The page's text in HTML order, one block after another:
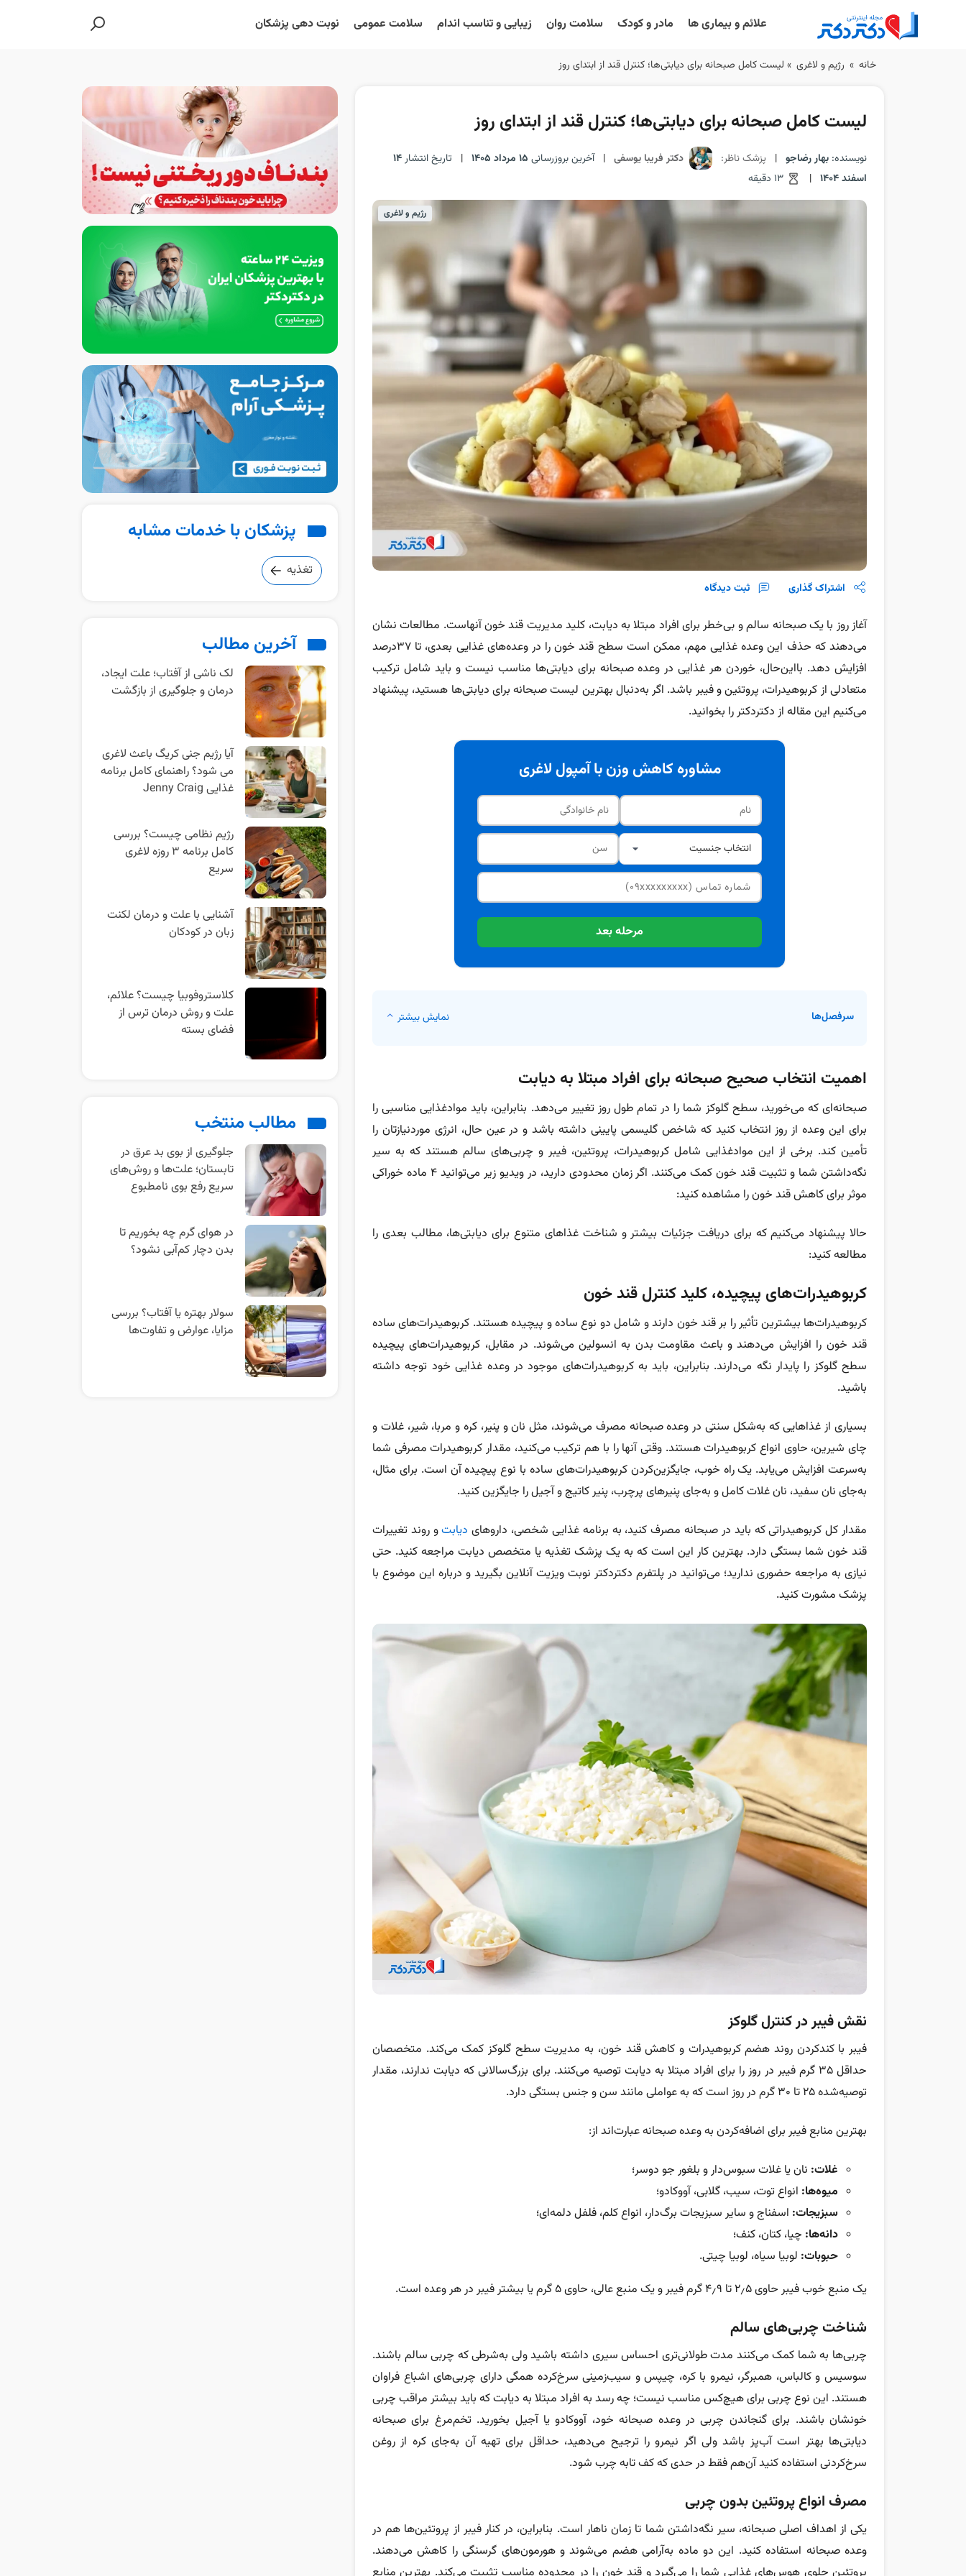
علائم و بیماری ها مادر و کودک سلامت روان زیبایی و تناسب اندام سلامت عمومی نوبت دهی پزشکان
خانه » رژیم و لاغری » لیست کامل صبحانه برای دیابتی‌ها؛ کنترل قند از ابتدای روز
لیست کامل صبحانه برای دیابتی‌ها؛ کنترل قند از ابتدای روز
نویسنده: بهار رضاجو | پزشک ناظر: دکتر فریبا یوسفی | آخرین بروزرسانی 15 مرداد 1405 | تاریخ انتشار14
اسفند 1404
|
رژیم و لاغری
اشتراک گذاری ثبت دیدگاه
آغاز روز با یک صبحانه سالم و بی‌خطر برای افراد مبتلا به دیابت، کلید مدیریت قند خون آنهاست. مطالعات نشان
می‌دهند که حذف این وعده غذایی مهم، ممکن است سطح قند خون را در وعده‌های غذایی بعدی، تا ۳۷درصد
افزایش دهد. بااین‌حال، خوردن هر غذایی در وعده صبحانه برای دیابتی‌ها مناسب نیست و باید شامل ترکیب
متعادلی از کربوهیدرات، پروتئین و فیبر باشد. اگر به‌دنبال بهترین لیست صبحانه برای دیابتی‌ها هستید، پیشنهاد
می‌کنیم این مقاله از دکتردکتر را بخوانید.
مشاوره کاهش وزن با آمپول لاغری
مرحله بعد
سرفصل‌ها نمایش بیشتر
اهمیت انتخاب صحیح صبحانه برای افراد مبتلا به دیابت
صبحانه‌ای که می‌خورید، سطح گلوکز شما را در تمام طول روز تغییر می‌دهد. بنابراین، باید موادغذایی مناسبی را
برای این وعده از روز انتخاب کنید که شاخص گلیسمی پایینی داشته باشد و در عین حال، انرژی موردنیازتان را
تأمین کند. برخی از این موادغذایی شامل کربوهیدرات، پروتئین، فیبر و چربی‌های سالم هستند که به سیر
نگه‌داشتن شما و تثبیت قند خون کمک می‌کنند. اگر زمان محدودی دارید، در ویدیو زیر می‌توانید 4 ماده خوراکی
موثر برای کاهش قند خون را مشاهده کنید:
حالا پیشنهاد می‌کنیم که برای دریافت جزئیات بیشتر و شناخت غذاهای متنوع برای دیابتی‌ها، مطالب بعدی را
مطالعه کنید:
کربوهیدرات‌های پیچیده، کلید کنترل قند خون
کربوهیدرات‌ها بیشترین تأثیر را بر قند خون دارند و شامل دو نوع ساده و پیچیده هستند. کربوهیدرات‌های ساده
قند خون را افزایش می‌دهند و باعث مقاومت بدن به انسولین می‌شوند. در مقابل، کربوهیدرات‌های پیچیده
سطح گلوکز را پایدار نگه می‌دارند. بنابراین، باید به کربوهیدرات‌های موجود در وعده غذایی خود توجه داشته
باشید.
بسیاری از غذاهایی که به‌شکل سنتی در وعده صبحانه مصرف می‌شوند، مثل نان و پنیر، کره و مربا، شیر، غلات و
چای شیرین، حاوی انواع کربوهیدرات هستند. وقتی آنها را با هم ترکیب می‌کنید، مقدار کربوهیدرات مصرفی شما
به‌سرعت افزایش می‌یابد. یک راه خوب، جایگزین‌کردن کربوهیدرات‌های ساده با نوع پیچیده آن است. برای مثال،
به‌جای نان سفید، نان غلات کامل و به‌جای پنیرهای پرچرب، پنیر کاتیج و آجیل را جایگزین کنید.
مقدار کل کربوهیدراتی که باید در صبحانه مصرف کنید، به برنامه غذایی شخصی، داروهای دیابتو روند تغییرات
قند خون شما بستگی دارد. بهترین کار این است که به یک پزشک تغذیه یا متخصص دیابت مراجعه کنید. حتی
نیازی به مراجعه حضوری ندارید؛ می‌توانید در پلتفرم دکتردکتر نوبت ویزیت آنلاین بگیرید و درباره این موضوع با
پزشک مشورت کنید.
نقش فیبر در کنترل گلوکز
فیبر با کندکردن روند هضم کربوهیدرات و کاهش قند خون، به مدیریت سطح گلوکز کمک می‌کند. متخصصان
حداقل ۳۵ گرم فیبر در روز را برای افراد مبتلا به دیابت توصیه می‌کنند. برای بزرگ‌سالانی که دیابت ندارند، مقدار
توصیه‌شده ۲۵ تا ۳۰ گرم در روز است که به عواملی مانند سن و جنس بستگی دارد.
بهترین منابع فیبر برای اضافه‌کردن به وعده صبحانه عبارت‌اند از:
غلات: نان یا غلات سبوس‌دار و بلغور جو دوسر؛
میوه‌ها: انواع توت، سیب، گلابی، آووکادو؛
سبزیجات: اسفناج و سایر سبزیجات برگ‌دار، انواع کلم، فلفل دلمه‌ای؛
دانه‌ها: چیا، کتان، کنف؛
حبوبات: لوبیا سیاه، لوبیا چیتی.
یک منبع خوب فیبر حاوی ۲٫۵ تا ۴٫۹ گرم فیبر و یک منبع عالی، حاوی ۵ گرم یا بیشتر فیبر در هر وعده است.
شناخت چربی‌های سالم
چربی‌ها به شما کمک می‌کنند مدت طولانی‌تری احساس سیری داشته باشید ولی به‌شرطی که چربی سالم باشند.
سوسیس و کالباس، همبرگر، نیمرو با کره، چیپس و سیب‌زمینی سرخ‌کرده همگی دارای چربی‌های اشباع فراوان
هستند. این نوع چربی برای هیچ‌کس مناسب نیست؛ چه رسد به افراد مبتلا به دیابت که باید بیشتر مراقب چربی
خونشان باشند. برای گنجاندن چربی در وعده صبحانه خود، آووکادو یا آجیل بخورید. تخم‌مرغ برای صبحانه
دیابتی‌ها بهتر است آب‌پز باشد ولی اگر نیمرو را ترجیح می‌دهید، حداقل برای تهیه آن به‌جای کره از روغن
سرخ‌کردنی استفاده کنید آن‌هم فقط در حدی که کف تابه چرب شود.
مصرف انواع پروتئین بدون چربی
یکی از اهداف اصلی صبحانه، سیر نگه‌داشتن شما تا زمان ناهار است. بنابراین، در کنار فیبر از پروتئین‌ها هم در
وعده صبحانه استفاده کنید. این دو ماده به‌آرامی هضم می‌شوند و هورمون‌های گرسنگی را کاهش می‌دهند.
پزشکان با خدمات مشابه
تغذیه
آخرین مطالب
لک ناشی از آفتاب؛ علت ایجاد،
درمان و جلوگیری از بازگشت
آیا رژیم جنی کریگ باعث لاغری
می شود؟ راهنمای کامل برنامه
غذایی Jenny Craig
رژیم نظامی چیست؟ بررسی
کامل برنامه ۳ روزه لاغری
سریع
آشنایی با علت و درمان لکنت
زبان در کودکان
کلاستروفوبیا چیست؟ علائم،
علت و روش درمان ترس از
فضای بسته
مطالب منتخب
جلوگیری از بوی بد عرق در
تابستان؛ علت‌ها و روش‌های
سریع رفع بوی نامطبوع
در هوای گرم چه بخوریم تا
بدن دچار کم‌آبی نشود؟
سولار بهتره یا آفتاب؟ بررسی
مزایا، عوارض و تفاوت‌ها